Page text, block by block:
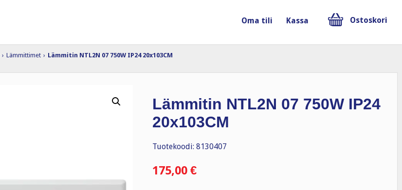
Oma tili Kassa Ostoskori
› Lämmittimet › Lämmitin NTL2N 07 750W IP24 20x103CM
Lämmitin NTL2N 07 750W IP24
20x103CM
Tuotekoodi: 8130407
175,00 €